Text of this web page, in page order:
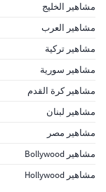
مشاهير الخليج
مشاهير العرب
مشاهير تركية
مشاهير سورية
مشاهير كرة القدم
مشاهير لبنان
مشاهير مصر
مشاهير Bollywood
مشاهير Hollywood